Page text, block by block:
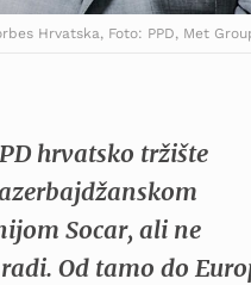
Hrvatska, Foto: PPD, Met
hrvatsko tržište
Socar, ali ne
Od tamo do